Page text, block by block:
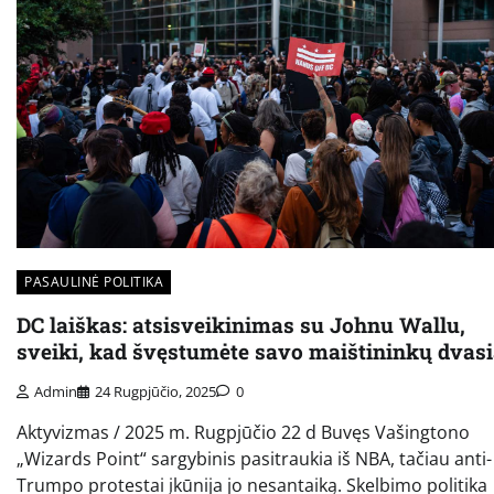
PASAULINĖ POLITIKA
DC laiškas: atsisveikinimas su Johnu Wallu,
sveiki, kad švęstumėte savo maištininkų
Admin 24 Rugpjūčio, 2025 0
Aktyvizmas / 2025 m. Rugpjūčio 22 d Buvęs Vašingtono
„Wizards Point“ sargybinis pasitraukia iš NBA, tačiau anti-
Trumpo protestai įkūnija jo nesantaiką. Skelbimo politika